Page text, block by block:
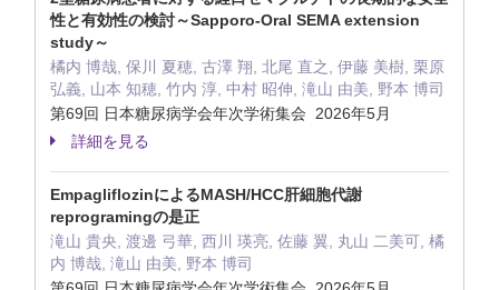
性と有効性の検討～Sapporo-Oral SEMA extension
study～
橘内 博哉, 保川 夏穂, 古澤 翔, 北尾 直之, 伊藤 美樹, 栗原
弘義, 山本 知穂, 竹内 淳, 中村 昭伸, 滝山 由美, 野本 博司
第69回 日本糖尿病学会年次学術集会 2026年5月
詳細を見る
EmpagliflozinによるMASH/HCC肝細胞代謝
reprogramingの是正
滝山 貴央, 渡邊 弓華, 西川 瑛亮, 佐藤 翼, 丸山 二美可, 橘
内 博哉, 滝山 由美, 野本 博司